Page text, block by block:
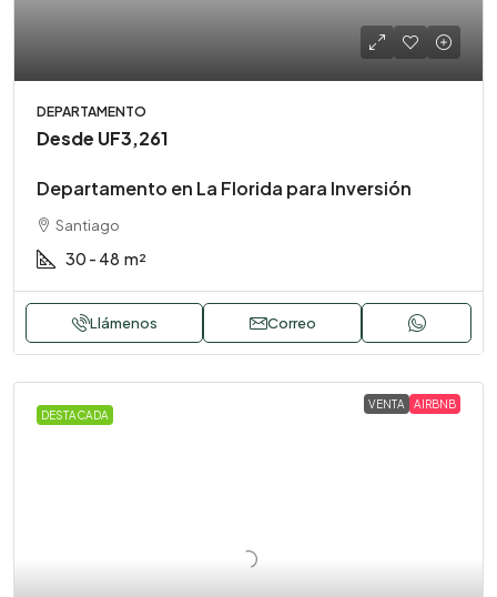
DEPARTAMENTO
Desde UF3,261
Departamento en La Florida para Inversión
Santiago
30 - 48 m²
Llámenos Correo
DESTACADA
VENTA AIRBNB